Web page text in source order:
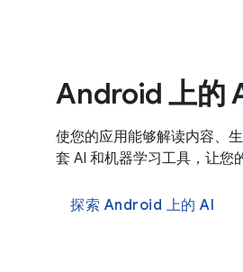
Android 上的
使您的应用能够解读内容、
套 AI 和机器学习工具，让您
探索 Android 上的 AI